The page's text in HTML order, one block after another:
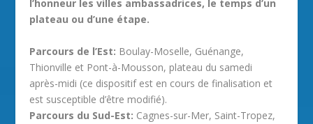
l’honneur les villes ambassadrices, le temps d’un
plateau ou d’une étape.
Parcours de l’Est: Boulay-Moselle, Guénange,
Thionville et Pont-à-Mousson, plateau du samedi
après-midi (ce dispositif est en cours de finalisation et
est susceptible d’être modifié).
Parcours du Sud-Est: Cagnes-sur-Mer, Saint-Tropez,